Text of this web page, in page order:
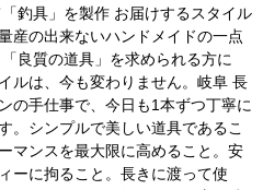
釣具」を製作 お届けするスタイル
産の出来ないハンドメイドの一点
良質の道具」を求められる方に
ルは、今も変わりません。岐阜 長
の手仕事で、今日も1本ずつ丁寧に
。シンプルで美しい道具であるこ
マンスを最大限に高めること。安
ーに拘ること。長きに渡って使